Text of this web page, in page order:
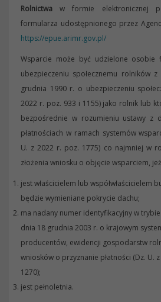
Rolnictwa w formie elektronicznej
formularza udostępnionego przez
https://epue.arimr.gov.pl/
Wsparcie może być udzielone osobie
ubezpieczeniu społecznemu rolników
grudnia 1990 r. o ubezpieczeniu
2022 r. poz. 933 i 1155) jako rolnik lub
bezpośrednie w rozumieniu ustawy
płatnościach w ramach systemów
U. z 2022 r. poz. 1775) co najmniej w
złożenia wniosku o objęcie wsparciem,
jest właścicielem lub współwłaścicielem
będzie wymieniane pokrycie dachu;
ma nadany numer identyfikacyjny w
dnia 18 grudnia 2003 r. o krajowym
producentów, ewidencji gospodarstw
wniosków o przyznanie płatności (Dz. U.
1270);
jest pełnoletnia.